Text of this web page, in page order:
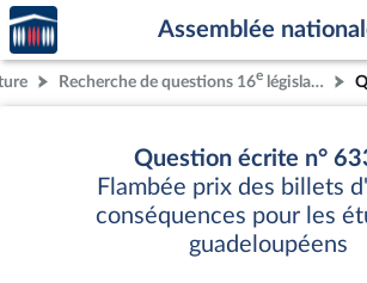
Aller au contenu
Aller en bas de la page
Accèder
à la
page
d'accueil
Assemblée
Recherche de questions 16e législature
Question écrite n°
Flambée prix des billets
conséquences pour les
guadeloupéens